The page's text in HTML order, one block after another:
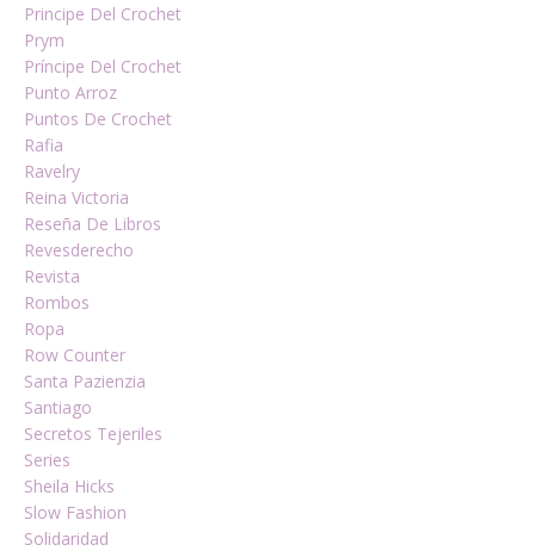
Principe Del Crochet
Prym
Príncipe Del Crochet
Punto Arroz
Puntos De Crochet
Rafia
Ravelry
Reina Victoria
Reseña De Libros
Revesderecho
Revista
Rombos
Ropa
Row Counter
Santa Pazienzia
Santiago
Secretos Tejeriles
Series
Sheila Hicks
Slow Fashion
Solidaridad